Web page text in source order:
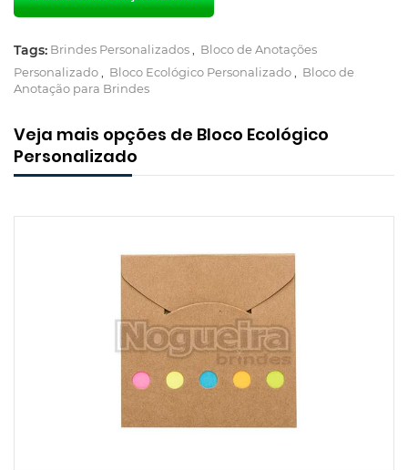
Tags: Brindes Personalizados
Bloco de Anotações
Personalizado
Bloco Ecológico Personalizado
Bloco de
Anotação para Brindes
Veja mais opções de Bloco Ecológico
Personalizado